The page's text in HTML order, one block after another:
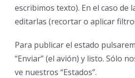
escribimos texto). En el caso de
editarlas (recortar o aplicar
Para publicar el estado
“Enviar” (el avión) y listo. Sólo
ve nuestros “Estados”.